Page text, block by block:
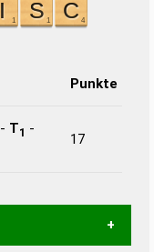
Punkte
- T1 -
17